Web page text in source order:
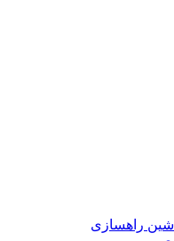
راهسازی